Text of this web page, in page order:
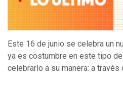
Este 16 de junio se celebra un
ya es costumbre en este tipo
celebrarlo a su manera: a través